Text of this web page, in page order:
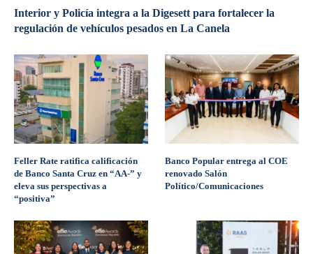
Interior y Policía integra a la Digesett para fortalecer la
regulación de vehículos pesados en La Canela
Feller Rate ratifica calificación
de Banco Santa Cruz en “AA-” y
eleva sus perspectivas a
“positiva”
Banco Popular entrega al COE
renovado Salón
Político/Comunicaciones